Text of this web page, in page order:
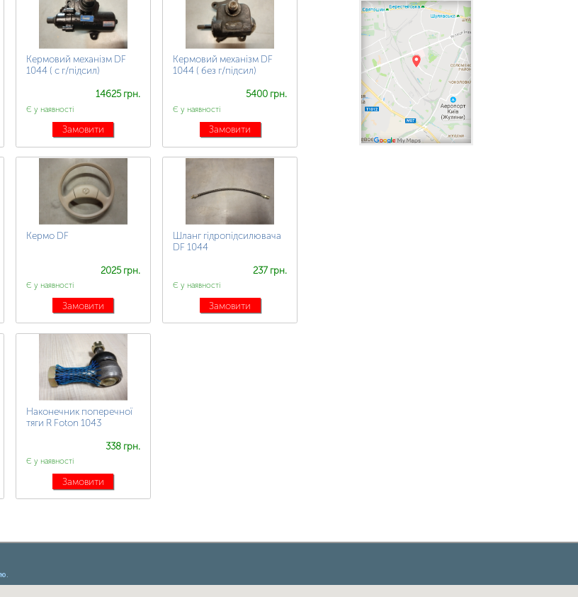
Кермовий механізм DF
1044 ( с г/підсил)
14625 грн.
Є у наявності
Замовити
Кермовий механізм DF
1044 ( без г/підсил)
5400 грн.
Є у наявності
Замовити
Кермо DF
2025 грн.
Є у наявності
Замовити
Шланг гідропідсилювача
DF 1044
237 грн.
Є у наявності
Замовити
Наконечник поперечної
тяги R Foton 1043
338 грн.
Є у наявності
Замовити